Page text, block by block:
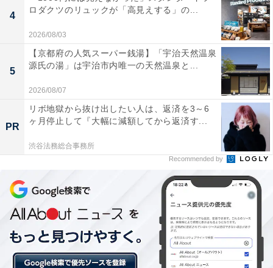
4
ロダクツのリュックが「高見えする」の...
2026/08/03
5
【京都府の人気スーパー銭湯】「宇治天然温泉
源氏の湯」は宇治市内唯一の天然温泉と...
2026/08/07
PR
リボ地獄から抜け出したい人は、返済を3～6
ヶ月停止して『大幅に減額してから返済す...
渋谷法務総合事務所
Recommended by